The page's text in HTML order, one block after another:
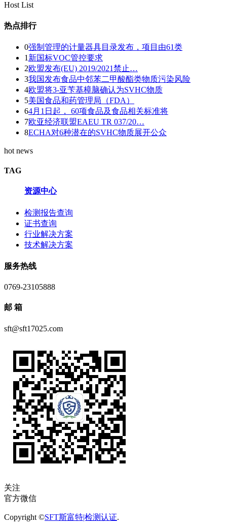
Host List
热点排行
0强制管理的计量器具目录发布，项目由61类
1 新国标VOC管控要求
2欧盟发布(EU) 2019/2021禁止…
3我国发布食品中邻苯二甲酸酯类物质污染风险
4欧盟将3-亚苄基樟脑确认为SVHC物质
5美国食品和药管理局（FDA）
64月1日起， 60项食品及食品相关标准将
7欧亚经济联盟EAEU TR 037/20…
8ECHA对6种潜在的SVHC物质展开公众
hot news
TAG
资源中心
检测报告查询
证书查询
行业解决方案
技术解决方案
服务热线
0769-23105888
邮 箱
sft@sft17025.com
关注
官方微信
Copyright ©SFT斯富特|检测认证.